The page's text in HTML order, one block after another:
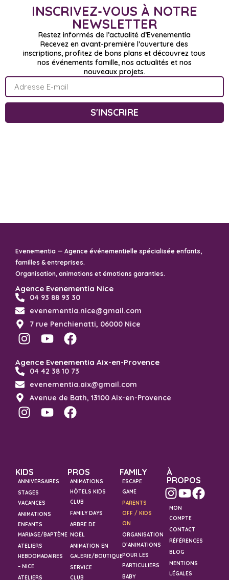
INSCRIVEZ-VOUS À NOTRE
NEWSLETTER
Restez informés de l’actualité d’Evenementia
Recevez en avant-première l’ouverture des
inscriptions, profitez de bons plans et découvrez tous
nos événements famille, nos actualités et nos
nouveaux projets.
S'INSCRIRE
Evenementia — Agence événementielle spécialisée enfants,
familles & entreprises.
Organisation, animations et émotions garanties.
Agence Evenementia Nice
04 93 88 93 30
evenementia.nice@gmail.com
7 rue Penchienatti, 06000 Nice
Agence Evenementia Aix-en-Provence
04 42 38 10 73
evenementia.aix@gmail.com
Avenue de Bath, 13100 Aix-en-Provence
KIDS
ANNIVERSAIRES
STAGES
VACANCES
ANIMATIONS
ENFANTS
MARIAGE/BAPTÊME
ATELIERS
HEBDOMADAIRES
– NICE
ATELIERS
PROS
ANIMATIONS
HÔTELS KIDS
CLUB
FAMILY DAYS
ARBRE DE
NOËL
ANIMATION EN
GALERIE/BOUTIQUE
SERVICE
CLUB
FAMILY
ESCAPE
GAME
PARENTS
OFF / KIDS
ON
ORGANISATION
D’ANIMATIONS
POUR LES
PARTICULIERS
BABY
À
PROPOS
MON
COMPTE
CONTACT
RÉFÉRENCES
BLOG
MENTIONS
LÉGALES